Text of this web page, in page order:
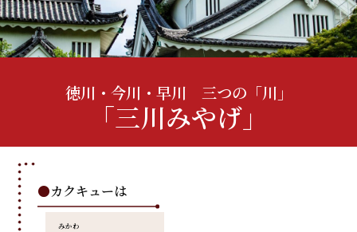
徳川・今川・早川 三つの「川」
「三川みやげ」
●カクキューは